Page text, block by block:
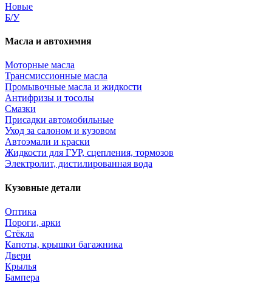
Новые
Б/У
Масла и автохимия
Моторные масла
Трансмиссионные масла
Промывочные масла и жидкости
Антифризы и тосолы
Смазки
Присадки автомобильные
Уход за салоном и кузовом
Автоэмали и краски
Жидкости для ГУР, сцепления, тормозов
Электролит, дистилированная вода
Кузовные детали
Оптика
Пороги, арки
Стёкла
Капоты, крышки багажника
Двери
Крылья
Бампера